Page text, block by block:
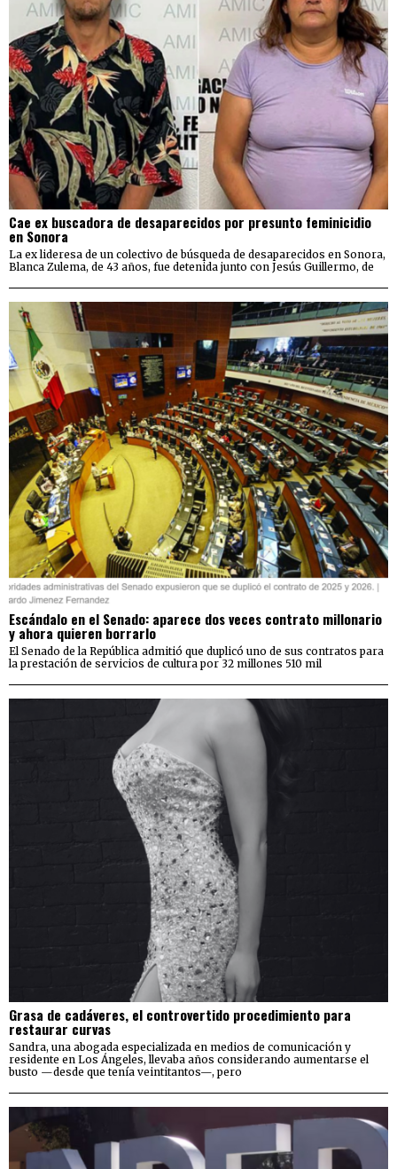
Cae ex buscadora de desaparecidos por presunto feminicidio
en Sonora
La ex lideresa de un colectivo de búsqueda de desaparecidos en Sonora,
Blanca Zulema, de 43 años, fue detenida junto con Jesús Guillermo, de
Escándalo en el Senado: aparece dos veces contrato millonario
y ahora quieren borrarlo
El Senado de la República admitió que duplicó uno de sus contratos para
la prestación de servicios de cultura por 32 millones 510 mil
Grasa de cadáveres, el controvertido procedimiento para
restaurar curvas
Sandra, una abogada especializada en medios de comunicación y
residente en Los Ángeles, llevaba años considerando aumentarse el
busto —desde que tenía veintitantos—, pero